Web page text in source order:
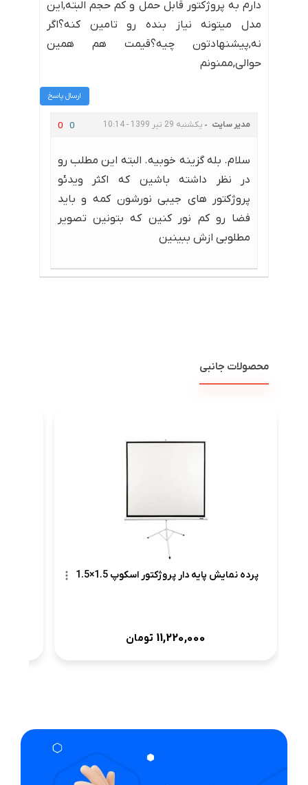
دارم به پروژکتور قابل حمل و کم حجم البته,این
مدل میتونه نیاز بنده رو تامین کنه؟اگر
نه,پیشنهادتون چیه؟قیمت هم همین
حوالی,ممنونم
ارسال پاسخ
مدیر سایت یکشنبه 29 تیر 1399 - 10:14 0 0
سلام. بله گزینه خوبیه. البته این مطلب رو
در نظر داشته باشین که اکثر ویدئو
پروژکتور های جیبی نورشون کمه و باید
فضا رو کم نور کنین که بتونین تصویر
مطلوبی ازش ببینین
محصولات جانبی
پرده نمایش پایه دار پروژکتور اسکوپ 1.5×1.5
11,220,000 تومان